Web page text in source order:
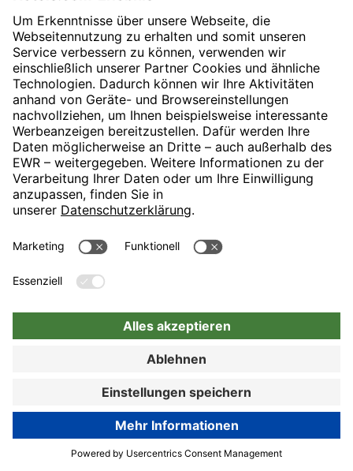
München
H4 Hotel München Messe
Das H4 Hotel befindet sich direkt gegenüber der Messe
München mit direktem U-Bahn-Anschluss an die Münchner
Innenstadt. Unser Haus ist idealer Ausgangspunkt für Ihren
Messebesuch, Ihre Geschäftsreise oder Ihren Münchenbesuch.
Hotel-Details
Zur Buchung